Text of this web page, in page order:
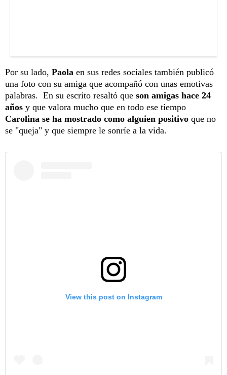
Por su lado, Paola en sus redes sociales también publicó
una foto con su amiga que acompañó con unas emotivas
palabras. En su escrito resaltó que son amigas hace 24
años y que valora mucho que en todo ese tiempo
Carolina se ha mostrado como alguien positivo que no
se "queja" y que siempre le sonríe a la vida.
View this post on Instagram